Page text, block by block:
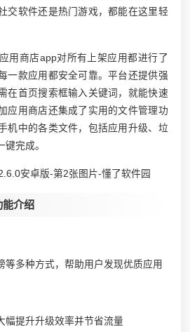
交软件还是热门游戏，都能在这里轻
用商店app对所有上架应用都进行了
一款应用都安全可靠。平台还提供强
在首页搜索框输入关键词，就能快速
应用商店还集成了实用的文件管理功
机中的各类文件，包括应用升级、垃
完成。
介绍
等多种方式，帮助用户发现优质应用
幅提升升级效率并节省流量